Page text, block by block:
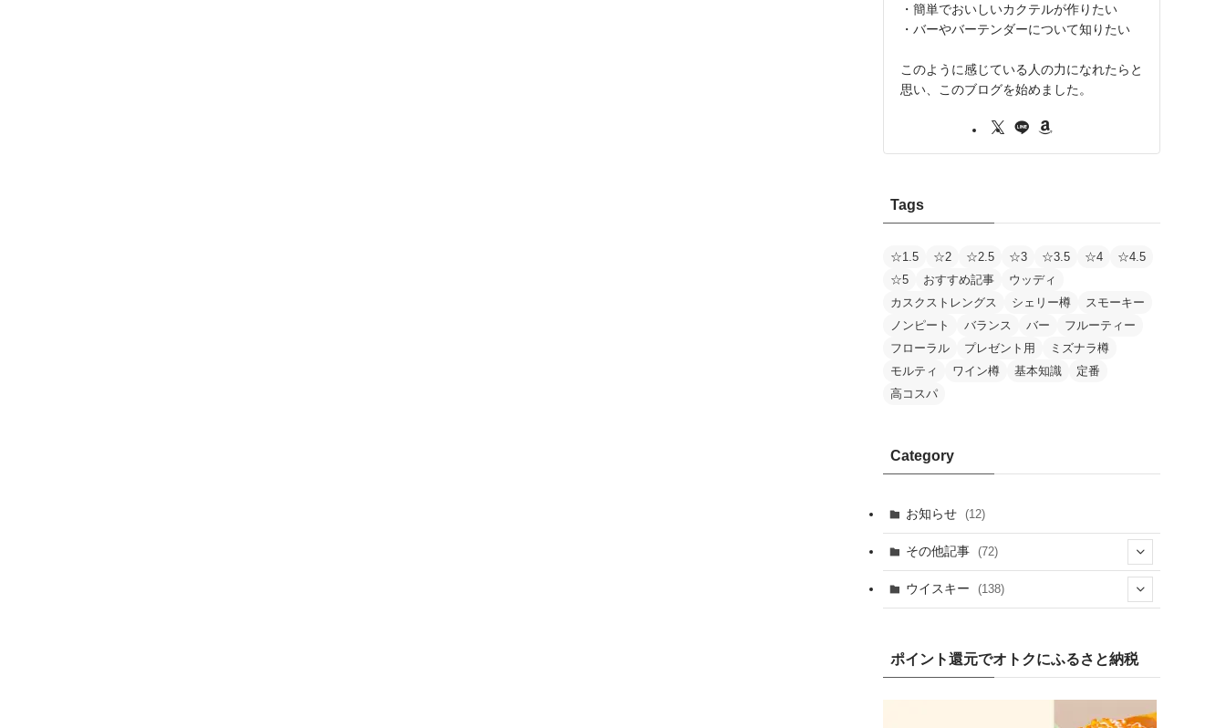
・簡単でおいしいカクテルが作りたい
・バーやバーテンダーについて知りたい
このように感じている人の力になれたらと
思い、このブログを始めました。
Tags
☆1.5 ☆2 ☆2.5 ☆3 ☆3.5 ☆4
☆4.5
☆5
おすすめ記事
ウッディ
カスクストレングス
シェリー樽
スモーキー
ノンピート
バランス バー
フルーティー
フローラル
プレゼント用
ミズナラ樽
モルティ
ワイン樽 基本知識
定番
高コスパ
Category
お知らせ (12)
その他記事 (72)
(2)
(7)
(20)
ウイスキー (138)
(1)
(19)
ポイント還元でオトクにふるさと納税